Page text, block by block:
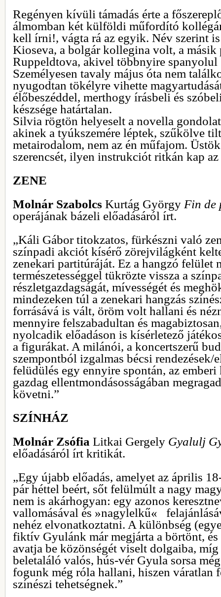
Regényen kívüli támadás érte a
álmomban két külföldi műfordító
kell írni!, vágta rá az egyik. Név szerint
Kioseva, a bolgár kollegina volt, a
Ruppeldtova, akivel többnyire spanyolul
Személyesen tavaly május óta nem
nyugodtan tökélyre vihette
élőbeszéddel, merthogy írásbeli és
készsége határtalan.
Silvia rögtön helyeselt a novella
akinek a tyúkszemére léptek, szűkölve
metairodalom, nem az én műfajom.
szerencsét, ilyen instrukciót ritkán kap az
ZENE
Molnár Szabolcs Kurtág György Fin de
operájának bázeli előadásáról írt.
„Káli Gábor titokzatos, fürkészni való
színpadi akciót kísérő zörejvilágként
zenekari partitúráját. Ez a hangzó felület
természetességgel tükrözte vissza a
részletgazdagságát, mívességét és
mindezeken túl a zenekari hangzás
forrásává is vált, öröm volt hallani és
mennyire felszabadultan és
nyolcadik előadáson is kísérletező
a figurákat. A milánói, a koncertszerű
szempontból izgalmas bécsi rendezések/
felüdülés egy ennyire spontán, az
gazdag ellentmondásosságában
követni.”
SZÍNHÁZ
Molnár Zsófia Litkai Gergely Gyalulj
előadásáról írt kritikát.
„Egy újabb előadás, amelyet az április
pár héttel beért, sőt felülmúlt a nagy
nem is akárhogyan: egy azonos
vallomásával és »nagylelkű«
nehéz elvonatkoztatni. A különbség
fiktív Gyulánk már megjárta a börtönt, és
avatja be közönségét viselt dolgaiba, míg
beletaláló valós, hús-vér Gyula sorsa
fogunk még róla hallani, hiszen váratlan
színészi tehetségnek.”